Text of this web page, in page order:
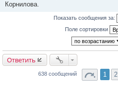
Корнилова.
Показать сообщения за:
Поле сортировки
Ответить
638 сообщений 1 2